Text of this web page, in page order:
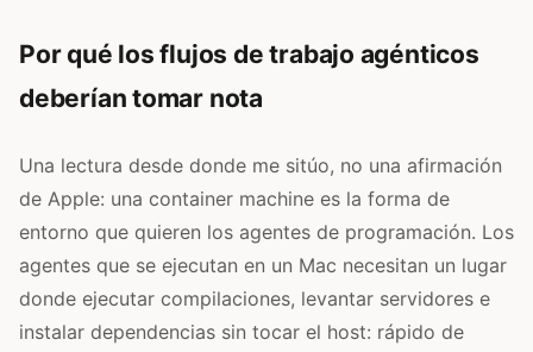
Por qué los flujos de trabajo agénticos
deberían tomar nota
Una lectura desde donde me sitúo, no una afirmación
de Apple: una container machine es la forma de
entorno que quieren los agentes de programación. Los
agentes que se ejecutan en un Mac necesitan un lugar
donde ejecutar compilaciones, levantar servidores e
instalar dependencias sin tocar el host: rápido de